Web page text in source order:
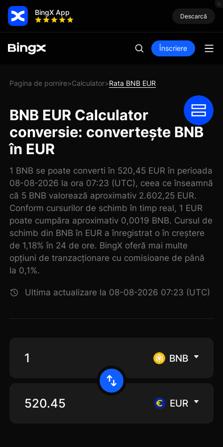
BingX App Descarcă
Înscriere
Pagina de pornire>Calculator>Rata BNB EUR
BNB EUR Calculator
conversie: convertește BNB
în EUR
1 BNB se poate converti în 520,45 EUR în perioada
08-08-2026 la ora 07:23 (UTC), ceea ce înseamnă
că 5 BNB valorează aproximativ 2.602,25 EUR.
Conform cursurilor de schimb în timp real, 1 EUR
poate cumpăra aproximativ 0,0019 BNB. Cursul de
schimb din BNB în EUR a înregistrat o în creștere
de 1,18% în 24 de ore. BingX oferă mai multe
opțiuni de tranzacționare cu comisioane de până
la 0,1%.
Ultima actualizare la 08-08-2026 07:23 (UTC)
BNB
EUR